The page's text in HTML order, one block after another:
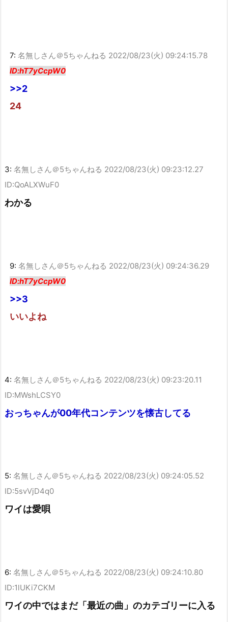
7: 名無しさん＠5ちゃんねる 2022/08/23(火) 09:24:15.78
ID:hT7yCcpW0
>>2
24
3: 名無しさん＠5ちゃんねる 2022/08/23(火) 09:23:12.27
ID:QoALXWuF0
わかる
9: 名無しさん＠5ちゃんねる 2022/08/23(火) 09:24:36.29
ID:hT7yCcpW0
>>3
いいよね
4: 名無しさん＠5ちゃんねる 2022/08/23(火) 09:23:20.11
ID:MWshLCSY0
おっちゃんが00年代コンテンツを懐古してる
5: 名無しさん＠5ちゃんねる 2022/08/23(火) 09:24:05.52
ID:5svVjD4q0
ワイは愛唄
6: 名無しさん＠5ちゃんねる 2022/08/23(火) 09:24:10.80
ID:1lUKi7CKM
ワイの中ではまだ「最近の曲」のカテゴリーに入る